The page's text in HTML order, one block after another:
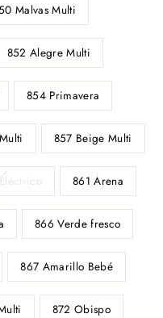
Malvas Multi
852 Alegre Multi
854 Primavera
857 Beige Multi
861 Arena
866 Verde fresco
867 Amarillo Bebé
872 Obispo